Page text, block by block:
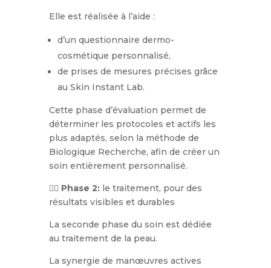
Elle est réalisée à l’aide :
d’un questionnaire dermo-
cosmétique personnalisé,
de prises de mesures précises grâce
au Skin Instant Lab.
Cette phase d’évaluation permet de
déterminer les protocoles et actifs les
plus adaptés, selon la méthode de
Biologique Recherche, afin de créer un
soin entièrement personnalisé.
💆‍♀️ Phase 2:le traitement, pour des
résultats visibles et durables
La seconde phase du soin est dédiée
au traitement de la peau.
La synergie de manœuvres actives